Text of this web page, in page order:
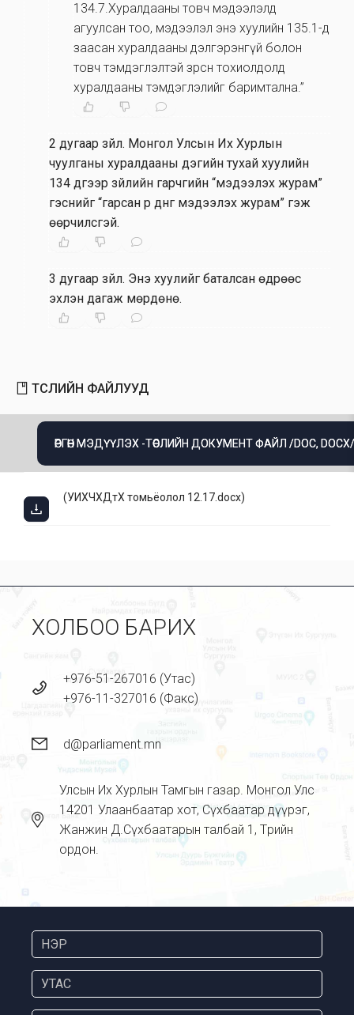
134.7.Хуралдааны товч мэдээлэлд
агуулсан тоо, мэдээлэл энэ хуулийн 135.1-д
заасан хуралдааны дэлгэрэнгүй болон
товч тэмдэглэлтэй зөрсөн тохиолдолд
хуралдааны тэмдэглэлийг баримтална.”
2 дугаар зүйл. Монгол Улсын Их Хурлын
чуулганы хуралдааны дэгийн тухай хуулийн
134 дүгээр зүйлийн гарчгийн “мэдээлэх журам”
гэснийг “гарсан үр дүнг мэдээлэх журам” гэж
өөрчилсүгэй.
3 дугаар зүйл. Энэ хуулийг баталсан өдрөөс
эхлэн дагаж мөрдөнө.
ТӨСЛИЙН ФАЙЛУУД
ӨРГӨН МЭДҮҮЛЭХ -ТӨСЛИЙН ДОКУМЕНТ ФАЙЛ /DOC, DOCX/
(УИХЧХДтХ томьёолол 12.17.docx)
ХОЛБОО БАРИХ
+976-51-267016 (Утас)
+976-11-327016 (Факс)
d@parliament.mn
Улсын Их Хурлын Тамгын газар. Монгол Улс
14201 Улаанбаатар хот, Сүхбаатар дүүрэг,
Жанжин Д.Сүхбаатарын талбай 1, Төрийн
ордон.